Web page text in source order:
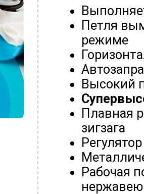
Петля
режиме
Высокий
Плавная
зигзага
Рабочая